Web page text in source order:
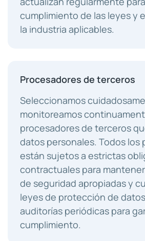
cumplimiento de las leyes y
la industria aplicables.
Procesadores de terceros
Seleccionamos
monitoreamos
procesadores de terceros
datos personales. Todos los
están sujetos a estrictas
contractuales para
de seguridad apropiadas y
leyes de protección de
auditorías periódicas para
cumplimiento.